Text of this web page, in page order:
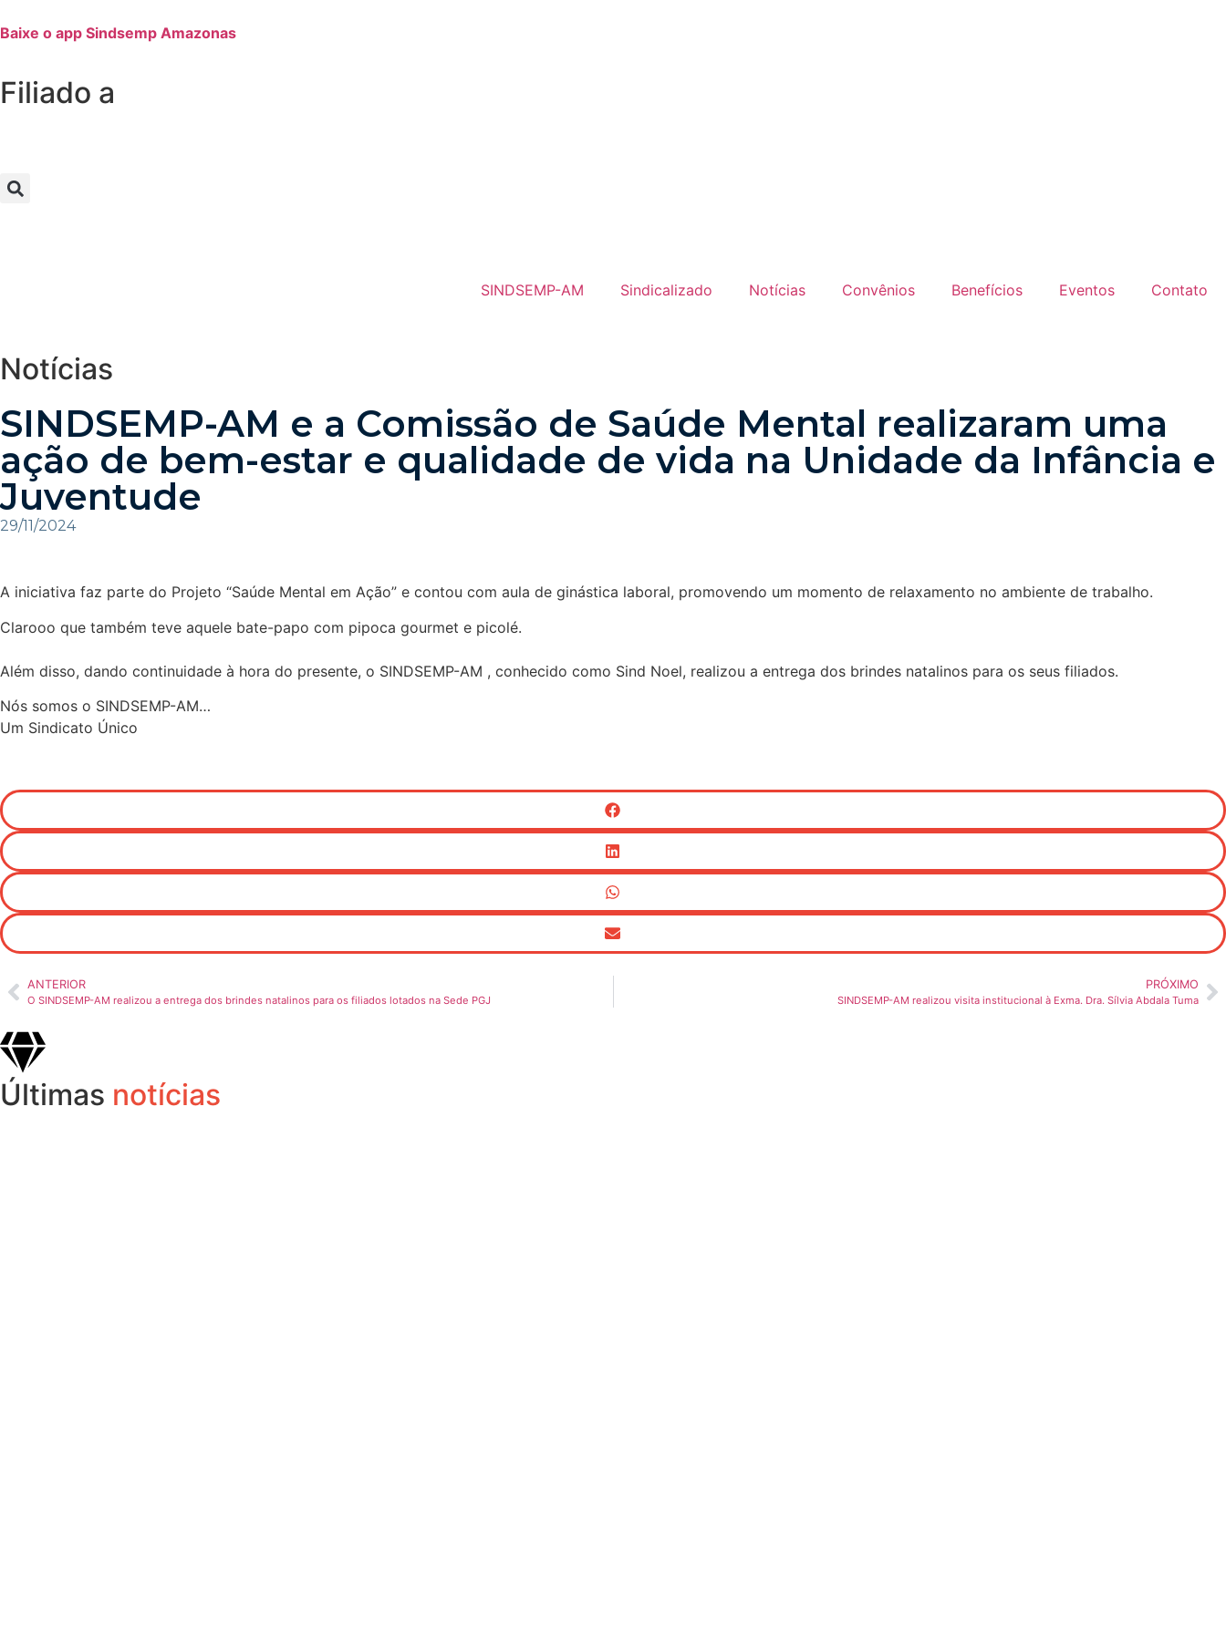
Baixe o app Sindsemp Amazonas
Filiado a
SINDSEMP-AM Sindicalizado Notícias Convênios Benefícios Eventos Contato
Notícias
SINDSEMP-AM e a Comissão de Saúde Mental realizaram uma
ação de bem-estar e qualidade de vida na Unidade da Infância e
Juventude
29/11/2024
A iniciativa faz parte do Projeto “Saúde Mental em Ação” e contou com aula de ginástica laboral, promovendo um momento de relaxamento no ambiente de trabalho.
Clarooo que também teve aquele bate-papo com pipoca gourmet e picolé.
Além disso, dando continuidade à hora do presente, o SINDSEMP-AM , conhecido como Sind Noel, realizou a entrega dos brindes natalinos para os seus filiados.
Nós somos o SINDSEMP-AM…
Um Sindicato Único
ANTERIOR
O SINDSEMP-AM realizou a entrega dos brindes natalinos para os filiados lotados na Sede PGJ
PRÓXIMO
SINDSEMP-AM realizou visita institucional à Exma. Dra. Sílvia Abdala Tuma
Últimas notícias